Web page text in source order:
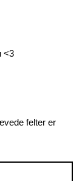
<3
felter er